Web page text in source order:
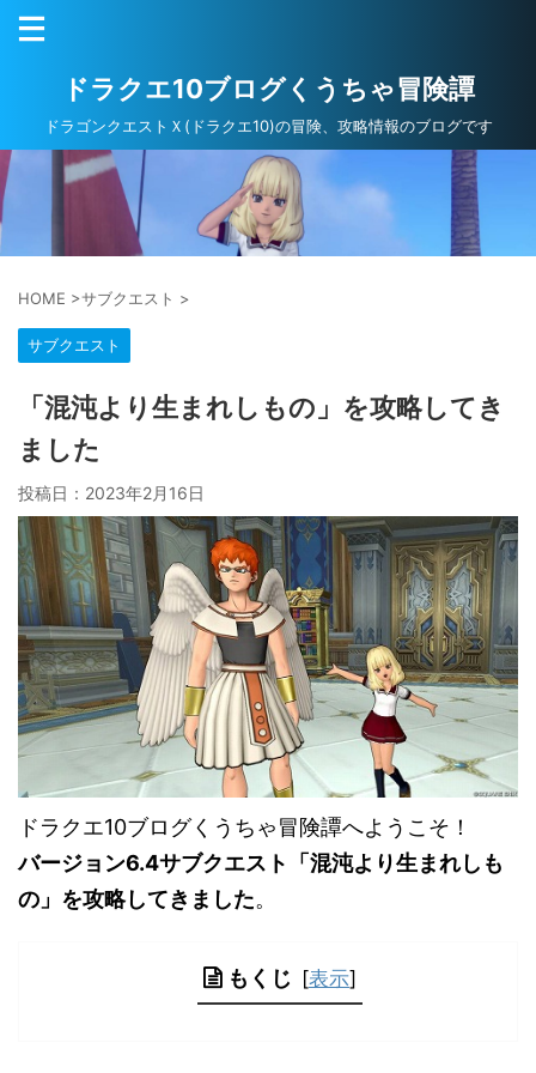
ドラクエ10ブログくうちゃ冒険譚
ドラゴンクエストＸ(ドラクエ10)の冒険、攻略情報のブログです
HOME >サブクエスト >
サブクエスト
「混沌より生まれしもの」を攻略してき
ました
投稿日： 2023年2月16日
ドラクエ10ブログくうちゃ冒険譚へようこそ！
バージョン6.4サブクエスト「混沌より生まれしも
の」を攻略してきました。
もくじ [表示]